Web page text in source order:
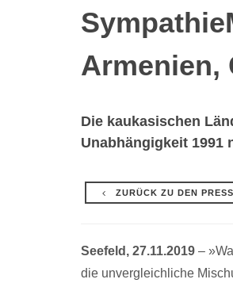
Armenien,
Die kaukasischen
Unabhängigkeit 1991
ZURÜCK ZU DEN
Seefeld, 27.11.2019 –
die unvergleichliche